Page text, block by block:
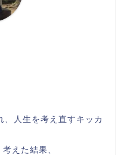
、人生を考え直すキッカ
えた結果、